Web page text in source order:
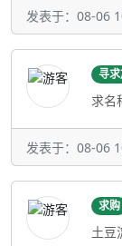
发表于：08-06
寻
发表于：08-06
求购
土豆